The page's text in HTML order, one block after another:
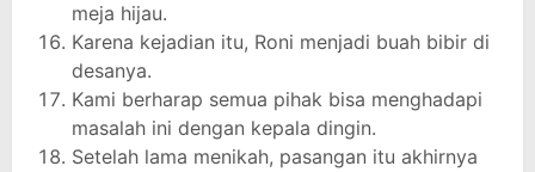
meja hijau.
Karena kejadian itu, Roni menjadi buah bibir di
desanya.
Kami berharap semua pihak bisa menghadapi
masalah ini dengan kepala dingin.
Setelah lama menikah, pasangan itu akhirnya